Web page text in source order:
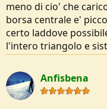
meno di cio' che
borsa centrale e'
certo laddove
l'intero triangolo e
Anfisbena